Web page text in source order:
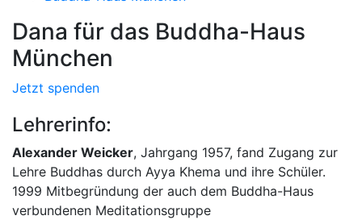
Dana für das Buddha-Haus
München
Jetzt spenden
Lehrerinfo:
Alexander Weicker, Jahrgang 1957, fand Zugang zur
Lehre Buddhas durch Ayya Khema und ihre Schüler.
1999 Mitbegründung der auch dem Buddha-Haus
verbundenen Meditationsgruppe